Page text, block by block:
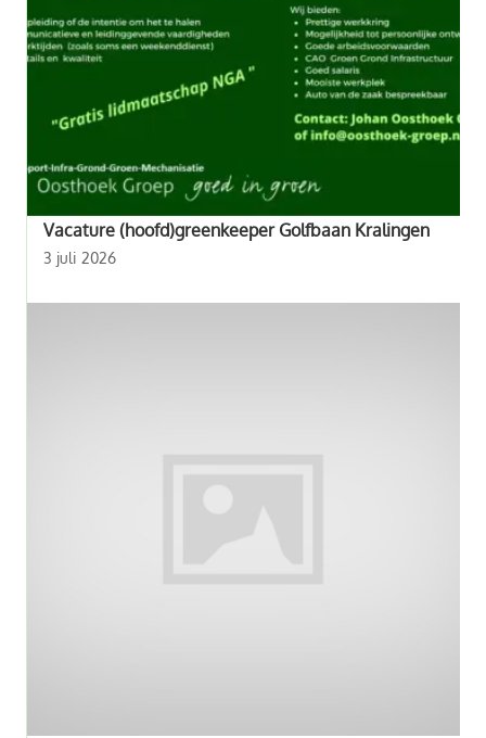
Vacature (hoofd)greenkeeper Golfbaan Kralingen
3 juli 2026